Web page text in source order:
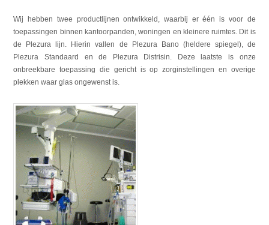
Wij hebben twee productlijnen ontwikkeld, waarbij er één is voor de
toepassingen binnen kantoorpanden, woningen en kleinere ruimtes. Dit is
de Plezura lijn. Hierin vallen de Plezura Bano (heldere spiegel), de
Plezura Standaard en de Plezura Distrisin. Deze laatste is onze
onbreekbare toepassing die gericht is op zorginstellingen en overige
plekken waar glas ongewenst is.